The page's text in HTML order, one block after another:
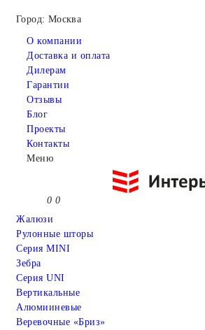
Город: Москва
О компании
Доставка и оплата
Дилерам
Гарантии
Отзывы
Блог
Проекты
Контакты
Меню
0 0
Жалюзи
Рулонные шторы
Серия MINI
Зебра
Серия UNI
Вертикальные
Алюмииневые
Веревочные «Бриз»